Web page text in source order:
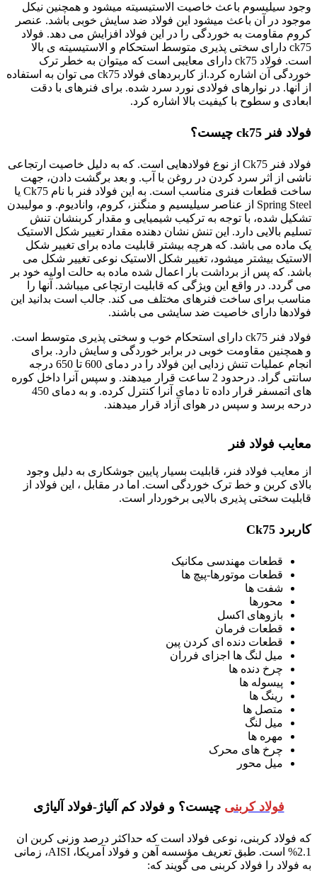
وجود سیلیسوم باعث خاصیت الاستیسیته میشود و همچنین نیکل
موجود در آن باعث میشود این فولاد ضد سایش خوبی باشد. عنصر
کروم مقاومت به خوردگی را در این فولاد افزایش می دهد. فولاد
ck75 دارای سختی پذیری متوسط استحکام و الاستیسیته ی بالا
است. فولاد ck75 دارای معایبی است که میتوان به خطر ترک
خوردگی آن اشاره کرد.از کاربردهای فولاد ck75 می توان به استفاده
از آنها. در نوارهای فولادی نورد سرد شده. برای فنرهای با دقت
ابعادی و سطوح با کیفیت بالا اشاره کرد.
فولاد فنر ck75 چیست؟
فولاد فنر Ck75 از نوع فولادهایی است. که به دلیل خاصیت ارتجاعی
ناشی از اثر سرد کردن در روغن با آب. و بعد برگشت دادن، جهت
ساخت قطعات فنری مناسب است. به این فولاد فنر با نام Ck75 یا
Spring Steel از عناصر سیلیسیم و منگنز، کروم، وانادیوم. و مولیبدن
تشکیل شده، با توجه به ترکیب شیمیایی و مقدار کربنشان تنش
تسلیم بالایی دارد. این تنش نشان دهنده مقدار تغییر شکل الاستیک
یک ماده می باشد. که هرچه بیشتر قابلیت ماده برای تغییر شکل
الاستیک بیشتر میشود، تغییر شکل الاستیک نوعی تغییر شکل می
باشد. که پس از برداشت بار اعمال شده ماده به حالت اولیه خود بر
می گردد. در واقع این ویژگی که قابلیت ارتچاعی میباشد. آنها را
مناسب برای ساخت فنرهای مختلف می کند. جالب است بدانید این
فولادها دارای خاصیت ضد سایشی می باشند.
فولاد فنر ck75 دارای استحکام خوب و سختی پذیری متوسط است.
و همچنین مقاومت خوبی در برابر خوردگی و سایش دارد. برای
انجام عملیات تنش زدایی این فولاد را در دمای 600 تا 650 درجه
سانتی گراد. درحدود 2 ساعت قرار میدهند. و سپس آنرا داخل کوره
های اتمسفر قرار داده تا دمای آنرا کنترل کرده. و به دمای 450
درحه برسد و سپس در هوای آزاد قرار میدهند.
معایب فولاد فنر
از معایب فولاد فنر، قابلیت بسیار پایین جوشکاری به دلیل وجود
بالای کربن و خط ترک خوردگی است. اما در مقابل ، این فولاد از
قابلیت سختی پذیری بالایی برخوردار است.
کاربرد Ck75
قطعات مهندسی مکانیک
قطعات موتورها-پیچ ها
شفت ها
محورها
بازوهای اکسل
قطعات فرمان
قطعات دنده ای کردن پین
میل لنگ ها اجزای فرران
چرخ دنده ها
پیسوله ها
رینگ ها
متصل ها
میل لنگ
مهره ها
چرخ های محرک
میل محور
فولاد کربنی چیست؟ و فولاد کم آلیاژ-فولاد آلیاژی
که فولاد کربنی، نوعی فولاد است که حداکثر درصد وزنی کربن ان
2.1% است. طبق تعریف مؤسسه آهن و فولاد آمریکا، AISI، زمانی
به فولاد را فولاد کربنی می گویند که: